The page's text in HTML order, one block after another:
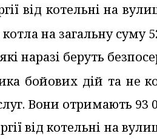
від котельні на
на загальну суму
наразі беруть
бойових дій та не
Вони отримають 93
від котельні на